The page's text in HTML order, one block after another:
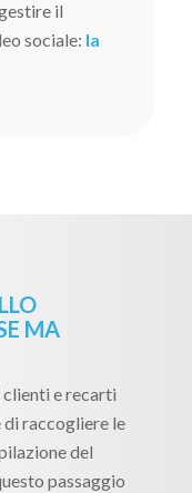
il
sociale: la
MA
e recarti
raccogliere le
del
passaggio